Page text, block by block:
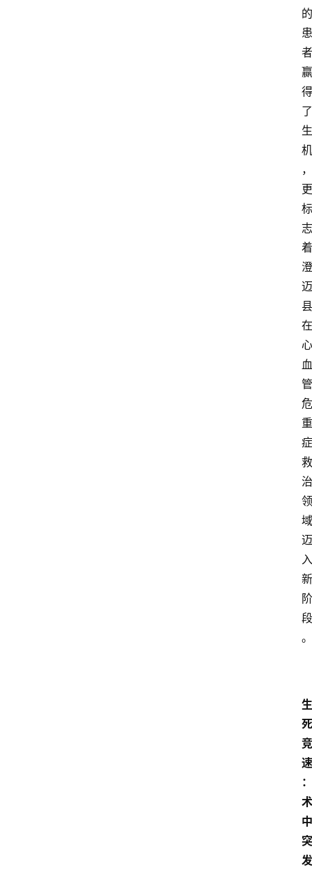
的
患
者
赢
得
了
生
机
，
更
标
志
着
澄
迈
县
在
心
血
管
危
重
症
救
治
领
域
迈
入
新
阶
段
。
生
死
竞
速
：
术
中
突
发